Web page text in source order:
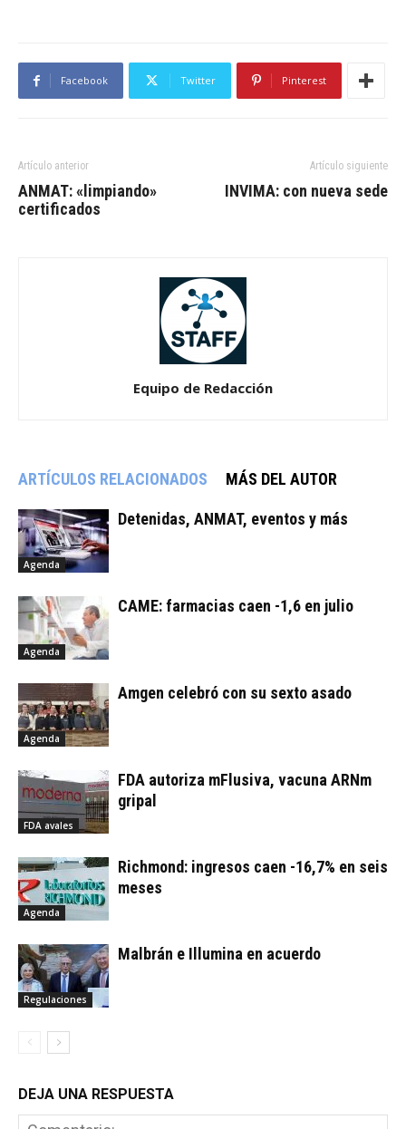
Facebook Twitter Pinterest
Artículo anterior
ANMAT: «limpiando»
certificados
Artículo siguiente
INVIMA: con nueva sede
Equipo de Redacción
ARTÍCULOS RELACIONADOS MÁS DEL AUTOR
Agenda
Detenidas, ANMAT, eventos y más
Agenda
CAME: farmacias caen -1,6 en julio
Agenda
Amgen celebró con su sexto asado
FDA avales
FDA autoriza mFlusiva, vacuna ARNm
gripal
Agenda
Richmond: ingresos caen -16,7% en seis
meses
Regulaciones
Malbrán e Illumina en acuerdo
DEJA UNA RESPUESTA